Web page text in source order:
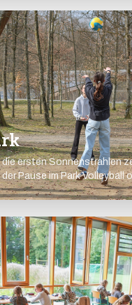
ersten Sonnenstrahlen
der Pause im Park Volleyball